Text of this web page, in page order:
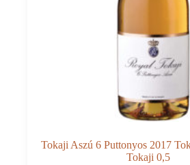
Tokaji Aszú 6 Puttonyos 2017
Tokaji 0,5